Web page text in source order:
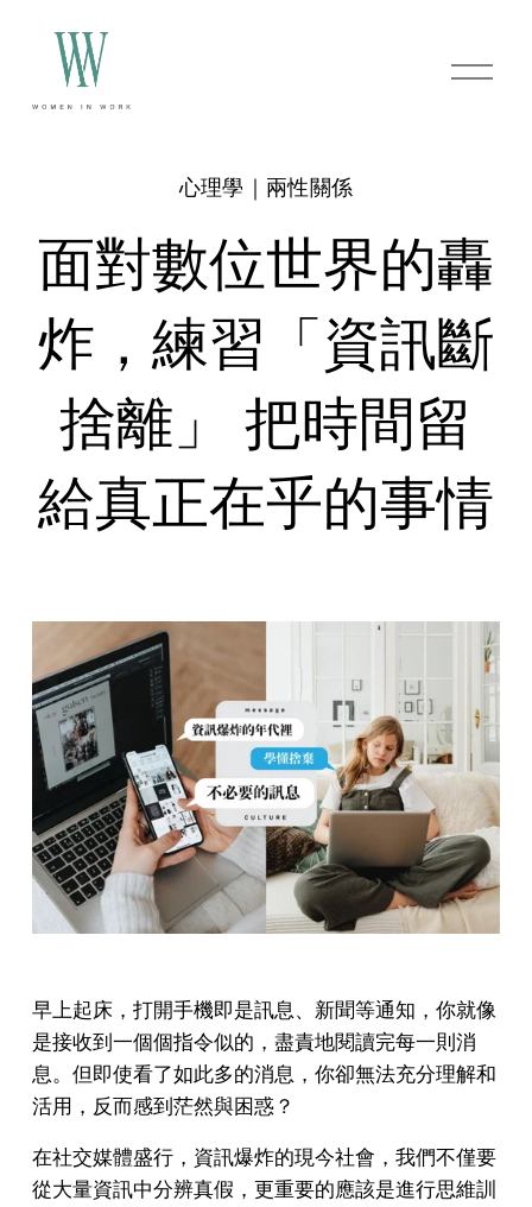
O
p
面對數位世界的轟
炸，練習「資訊斷
捨離」 把時間留
給真正在乎的事情
心理學｜兩性關係
早上起床，打開手機即是訊息、新聞等通知，你就像
是接收到一個個指令似的，盡責地閱讀完每一則消
息。但即使看了如此多的消息，你卻無法充分理解和
活用，反而感到茫然與困惑？
在社交媒體盛行，資訊爆炸的現今社會，我們不僅要
從大量資訊中分辨真假，更重要的應該是進行思維訓